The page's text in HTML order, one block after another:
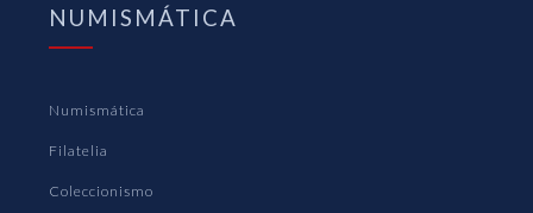
NUMISMÁTICA
Numismática
Filatelia
Coleccionismo